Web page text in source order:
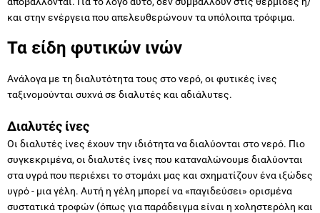
και στην ενέργεια που απελευθερώνουν τα υπόλοιπα τρόφιμα.
Τα είδη φυτικών ινών
Ανάλογα με τη διαλυτότητα τους στο νερό, οι φυτικές ίνες
ταξινομούνται συχνά σε διαλυτές και αδιάλυτες.
Διαλυτές ίνες
Οι διαλυτές ίνες έχουν την ιδιότητα να διαλύονται στο νερό. Πιο
συγκεκριμένα, οι διαλυτές ίνες που καταναλώνουμε διαλύονται
στα υγρά που περιέχει το στομάχι μας και σχηματίζουν ένα ιξώδες
υγρό - μια γέλη. Αυτή η γέλη μπορεί να «παγιδεύσει» ορισμένα
συστατικά τροφών (όπως για παράδειγμα είναι η χοληστερόλη και